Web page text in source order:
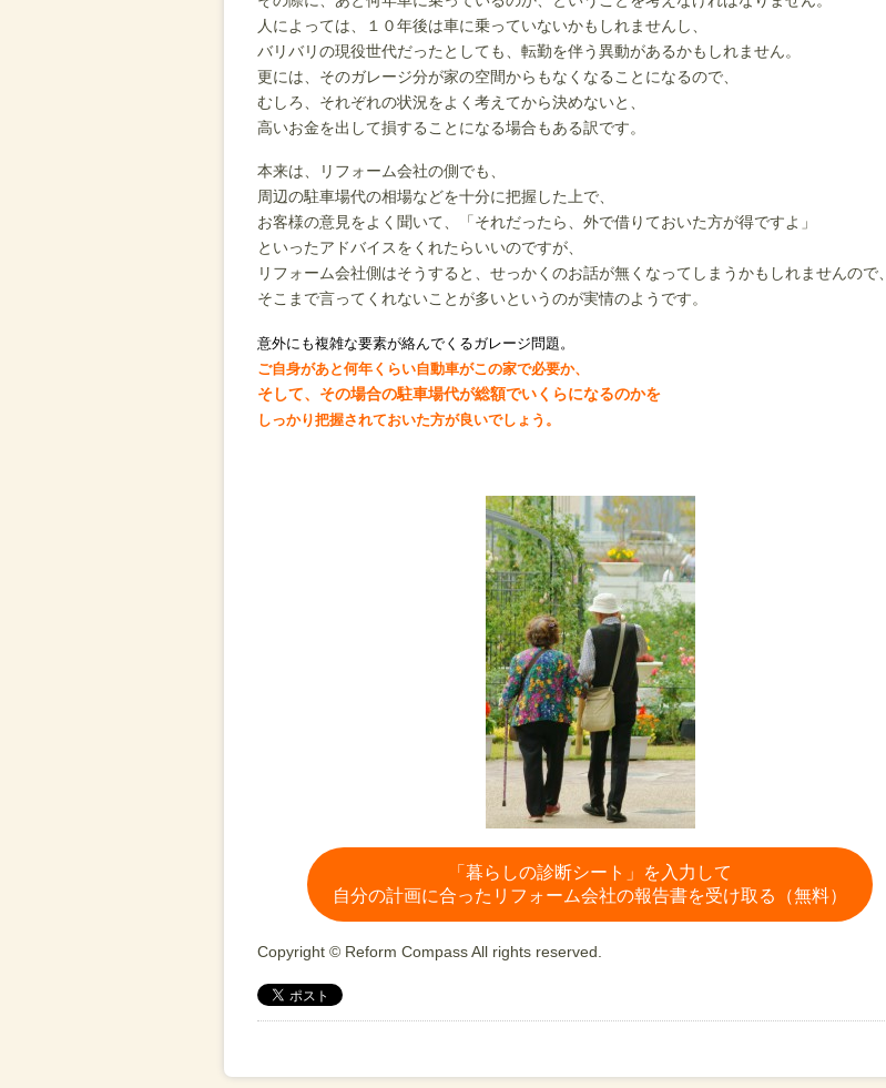
人によっては、１０年後は車に乗っていないかもしれませんし、
バリバリの現役世代だったとしても、 転勤を伴う異動があるかもしれません。
更には、そのガレージ分が家の空間からもなくなることになるので、
むしろ、それぞれの状況をよく考えてから決めないと、
高いお金を出して損することになる場合もある訳です。
本来は、リフォーム会社の側でも、
周辺の駐車場代の相場などを十分に把握した上で、
お客様の意見をよく聞いて、「それだったら、外で借りておいた方が得ですよ」
といったアドバイスをくれたらいいのですが、
リフォーム会社側はそうすると、せっかくのお話が無くなってしまうかもしれませんので、
そこまで言ってくれないことが多いというのが実情のようです。
意外にも複雑な要素が絡んでくるガレージ問題。
ご自身があと何年くらい自動車がこの家で必要か、
そして、その場合の駐車場代が総額でいくらになるのかを
しっかり把握されておいた方が良いでしょう。
「暮らしの診断シート」を入力して
自分の計画に合ったリフォーム会社の報告書を受け取る（無料）
Copyright © Reform Compass All rights reserved.